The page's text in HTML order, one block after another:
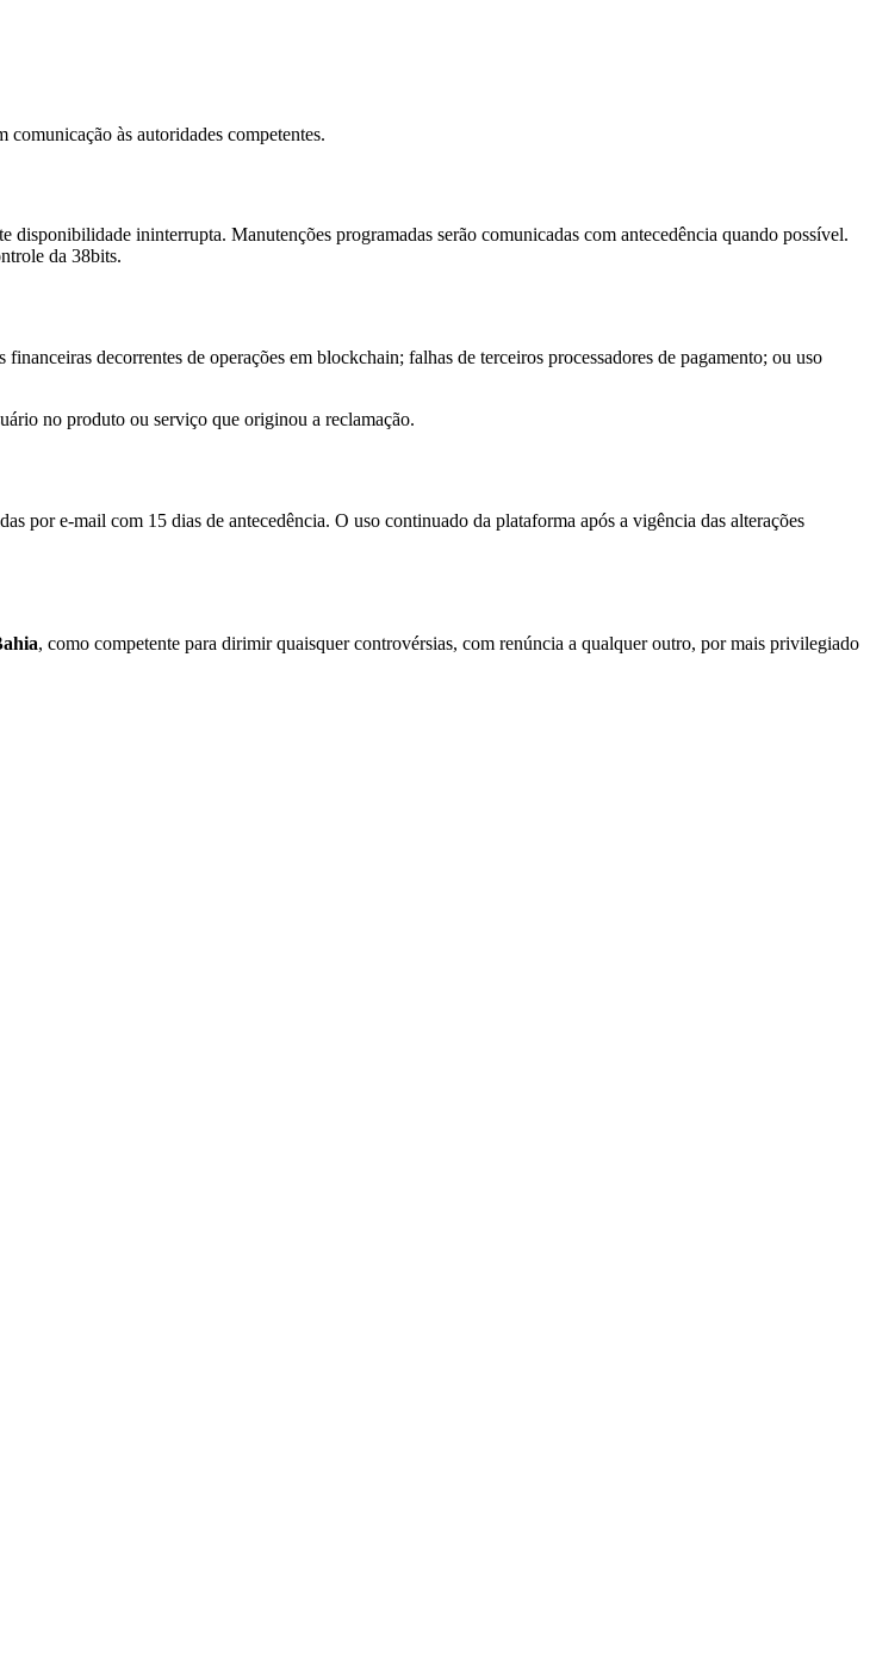
às autoridades competentes.
ininterrupta. Manutenções programadas serão comunicadas com antecedência quando possível.
da 38bits.
decorrentes de operações em blockchain; falhas de terceiros processadores de pagamento; ou uso
no produto ou serviço que originou a reclamação.
por e-mail com 15 dias de antecedência. O uso continuado da plataforma após a vigência das alterações
, como competente para dirimir quaisquer controvérsias, com renúncia a qualquer outro, por mais privilegiado